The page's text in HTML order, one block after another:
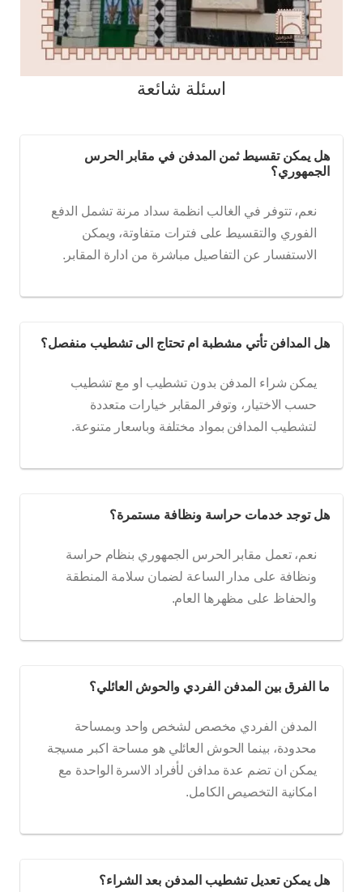
اسئلة شائعة
هل يمكن تقسيط ثمن المدفن في مقابر الحرس
الجمهوري؟
نعم، تتوفر في الغالب انظمة سداد مرنة تشمل الدفع
الفوري والتقسيط على فترات متفاوتة، ويمكن
الاستفسار عن التفاصيل مباشرة من ادارة المقابر.
هل المدافن تأتي مشطبة ام تحتاج الى تشطيب منفصل؟
يمكن شراء المدفن بدون تشطيب او مع تشطيب
حسب الاختيار، وتوفر المقابر خيارات متعددة
لتشطيب المدافن بمواد مختلفة وباسعار متنوعة.
هل توجد خدمات حراسة ونظافة مستمرة؟
نعم، تعمل مقابر الحرس الجمهوري بنظام حراسة
ونظافة على مدار الساعة لضمان سلامة المنطقة
والحفاظ على مظهرها العام.
ما الفرق بين المدفن الفردي والحوش العائلي؟
المدفن الفردي مخصص لشخص واحد وبمساحة
محدودة، بينما الحوش العائلي هو مساحة اكبر مسيجة
يمكن ان تضم عدة مدافن لأفراد الاسرة الواحدة مع
امكانية التخصيص الكامل.
هل يمكن تعديل تشطيب المدفن بعد الشراء؟